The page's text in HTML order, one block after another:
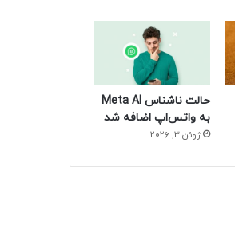
حالت ناشناس Meta AI
به واتس‌اپ اضافه شد
ژوئن 3, 2026